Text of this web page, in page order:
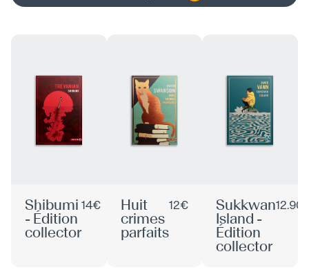
Shibumi
- Édition
collector
14€
Huit
crimes
parfaits
12€
Sukkwan
Island -
Édition
collector